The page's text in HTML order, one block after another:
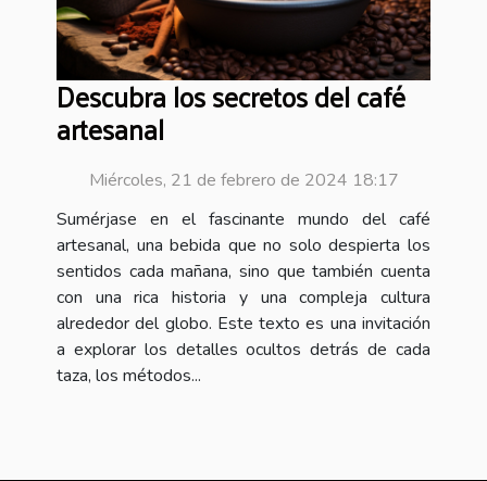
Descubra los secretos del café
artesanal
Miércoles, 21 de febrero de 2024 18:17
Sumérjase en el fascinante mundo del café
artesanal, una bebida que no solo despierta los
sentidos cada mañana, sino que también cuenta
con una rica historia y una compleja cultura
alrededor del globo. Este texto es una invitación
a explorar los detalles ocultos detrás de cada
taza, los métodos...